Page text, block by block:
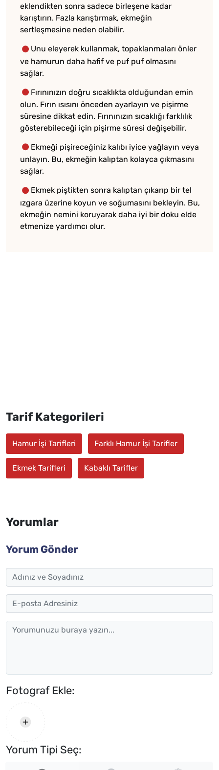
eklendikten sonra sadece birleşene kadar
karıştırın. Fazla karıştırmak, ekmeğin
sertleşmesine neden olabilir.
Unu eleyerek kullanmak, topaklanmaları önler
ve hamurun daha hafif ve puf puf olmasını
sağlar.
Fırınınızın doğru sıcaklıkta olduğundan emin
olun. Fırın ısısını önceden ayarlayın ve pişirme
süresine dikkat edin. Fırınınızın sıcaklığı farklılık
gösterebileceği için pişirme süresi değişebilir.
Ekmeği pişireceğiniz kalıbı iyice yağlayın veya
unlayın. Bu, ekmeğin kalıptan kolayca çıkmasını
sağlar.
Ekmek piştikten sonra kalıptan çıkarıp bir tel
ızgara üzerine koyun ve soğumasını bekleyin. Bu,
ekmeğin nemini koruyarak daha iyi bir doku elde
etmenize yardımcı olur.
Tarif Kategorileri
Hamur İşi Tarifleri Farklı Hamur İşi Tarifler
Ekmek Tarifleri Kabaklı Tarifler
Yorumlar
Yorum Gönder
Fotograf Ekle:
Yorum Tipi Seç: